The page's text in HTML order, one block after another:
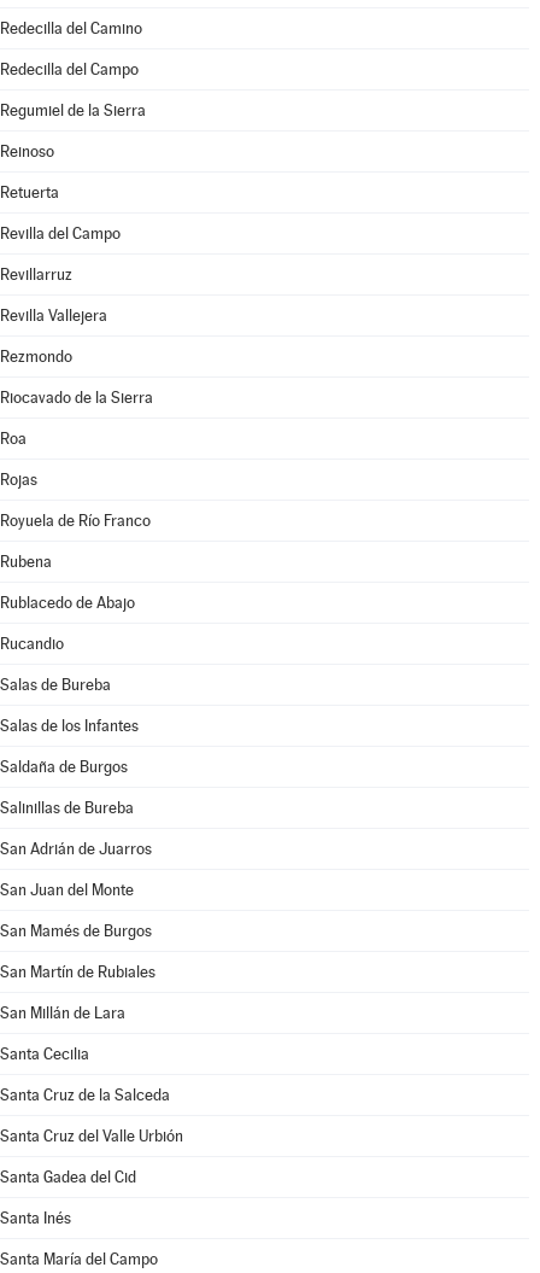
Redecilla del Camino
Redecilla del Campo
Regumiel de la Sierra
Reinoso
Retuerta
Revilla del Campo
Revillarruz
Revilla Vallejera
Rezmondo
Riocavado de la Sierra
Roa
Rojas
Royuela de Río Franco
Rubena
Rublacedo de Abajo
Rucandio
Salas de Bureba
Salas de los Infantes
Saldaña de Burgos
Salinillas de Bureba
San Adrián de Juarros
San Juan del Monte
San Mamés de Burgos
San Martín de Rubiales
San Millán de Lara
Santa Cecilia
Santa Cruz de la Salceda
Santa Cruz del Valle Urbión
Santa Gadea del Cid
Santa Inés
Santa María del Campo